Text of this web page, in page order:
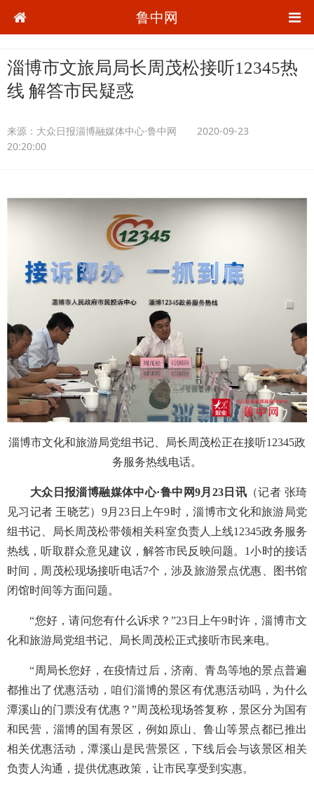
鲁中网
淄博市文旅局局长周茂松接听12345热
线 解答市民疑惑
来源： 大众日报淄博融媒体中心·鲁中网
2020-09-23
20:20:00
淄博市文化和旅游局党组书记、局长周茂松正在接听12345政
务服务热线电话。
大众日报淄博融媒体中心·鲁中网9月 23日讯 （记者 张琦
见习记者 王晓艺） 9月23日上午9时，淄博市文化和旅游局党
组书记、局长周茂松带领相关科室负责人上线12345政务服务
热线，听取群众意见建议，解答市民反映问题。1小时的接话
时间，周茂松现场接听电话7个，涉及旅游景点优惠、图书馆
闭馆时间等方面问题。
“您好，请问您有什么诉求？”23日上午9时许，淄博市文
化和旅游局党组书记、局长周茂松正式接听市民来电。
“周局长您好，在疫情过后，济南、青岛等地的景点普遍
都推出了优惠活动，咱们淄博的景区有优惠活动吗，为什么
潭溪山的门票没有优惠？”周茂松现场答复称，景区分为国有
和民营，淄博的国有景区，例如原山、鲁山等景点都已推出
相关优惠活动，潭溪山是民营景区，下线后会与该景区相关
负责人沟通，提供优惠政策，让市民享受到实惠。